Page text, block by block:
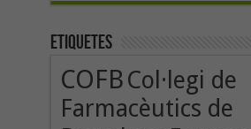
Etiquetes
COFBCol·legi de
Farmacèutics de